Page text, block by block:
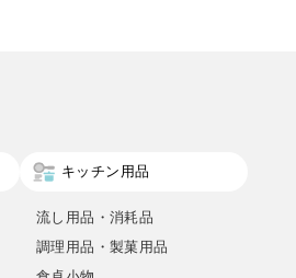
キッチン用品
流し用品・消耗品
調理用品・製菓用品